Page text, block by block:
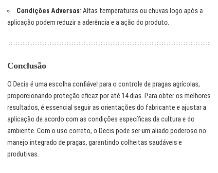
Condições Adversas: Altas temperaturas ou chuvas logo após a
aplicação podem reduzir a aderência e a ação do produto.
Conclusão
O Decis é uma escolha confiável para o controle de pragas agrícolas,
proporcionando proteção eficaz por até 14 dias. Para obter os melhores
resultados, é essencial seguir as orientações do fabricante e ajustar a
aplicação de acordo com as condições específicas da cultura e do
ambiente. Com o uso correto, o Decis pode ser um aliado poderoso no
manejo integrado de pragas, garantindo colheitas saudáveis e
produtivas.